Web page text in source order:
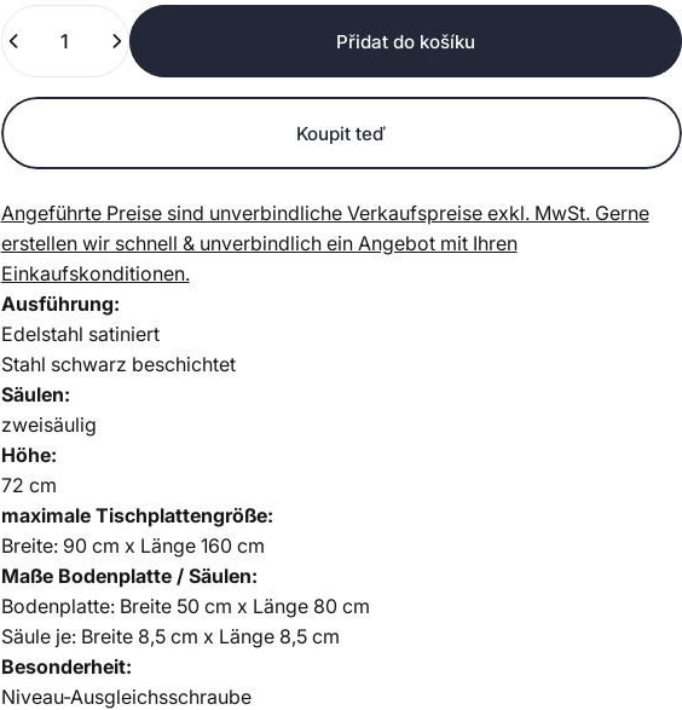
Množství
Přidat do košíku
Koupit teď
Angeführte Preise sind unverbindliche Verkaufspreise exkl. MwSt. Gerne
erstellen wir schnell & unverbindlich ein Angebot mit Ihren
Einkaufskonditionen.
Ausführung:
Edelstahl satiniert
Stahl schwarz beschichtet
Säulen:
zweisäulig
Höhe:
72 cm
maximale Tischplattengröße:
Breite: 90 cm x Länge 160 cm
Maße Bodenplatte / Säulen:
Bodenplatte: Breite 50 cm x Länge 80 cm
Säule je: Breite8,5 cm x Länge 8,5 cm
Besonderheit:
Niveau-Ausgleichsschraube